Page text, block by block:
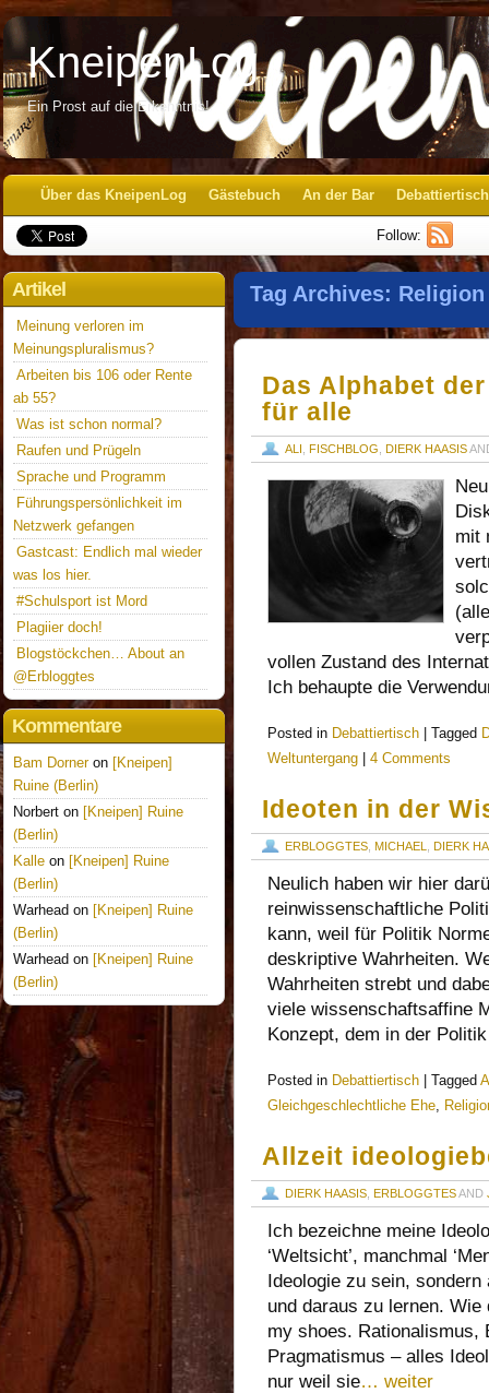
KneipenLog
Ein Prost auf die Erkenntnis!
Über das KneipenLog Gästebuch An der Bar Debattiertisch
Follow:
Tag Archives: Religion
Das Alphabet
für alle
ALI ,FISCHBLOG ,DIERK HAASIS
mit
vollen Zustand des
Ich behaupte die
Posted in Debattiertisch Tagged
Weltuntergang
4 Comments
Ideoten in der
ERBLOGGTES ,MICHAEL ,DIERK
Neulich haben wir hier
reinwissenschaftliche
kann, weil für Politik
deskriptive Wahrheiten.
Wahrheiten strebt und
viele wissenschaftsaffine
Konzept, dem in der
Posted in Debattiertisch Tagged
Gleichgeschlechtliche Ehe,
Allzeit
DIERK HAASIS ,ERBLOGGTESAND
Ich bezeichne meine
‘Weltsicht’, manchmal
Ideologie zu sein,
und daraus zu lernen.
my shoes.
Pragmatismus – alles
nur weil sie… weiter
Artikel
Meinung verloren im
Meinungspluralismus?
Arbeiten bis 106 oder Rente
ab 55?
Was ist schon normal?
Raufen und Prügeln
Sprache und Programm
Führungspersönlichkeit im
Netzwerk gefangen
Gastcast: Endlich mal wieder
was los hier.
#Schulsport ist Mord
Plagiier doch!
Blogstöckchen… About an
@Erbloggtes
Kommentare
Bam Dorneron [Kneipen]
Ruine (Berlin)
Norbert on [Kneipen] Ruine
(Berlin)
Kalle on [Kneipen] Ruine
(Berlin)
Warhead on [Kneipen] Ruine
(Berlin)
Warhead on [Kneipen] Ruine
(Berlin)